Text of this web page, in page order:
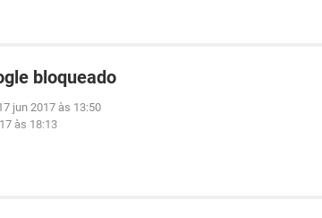
bloqueado
jun 2017 às 13:50
às 18:13